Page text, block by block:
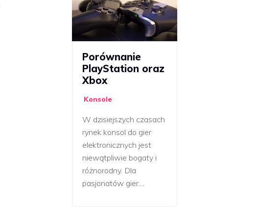
Porównanie
PlayStation oraz
Xbox
Konsole
W dzisiejszych czasach
rynek konsol do gier
elektronicznych jest
niewątpliwie bogaty i
różnorodny. Dla
pasjonatów gier…